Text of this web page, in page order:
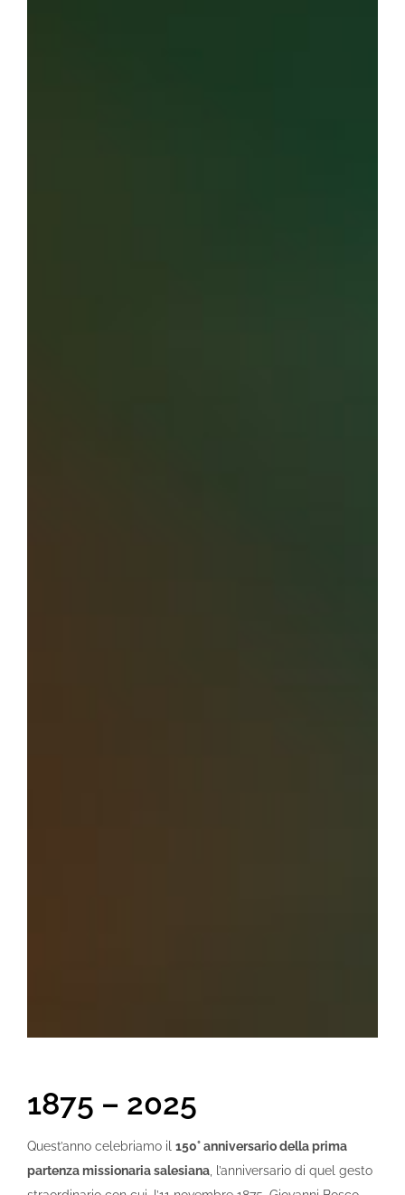
1875 – 2025
Quest’anno celebriamo il 150° anniversario della prima
partenza missionaria salesiana, l’anniversario di quel gesto